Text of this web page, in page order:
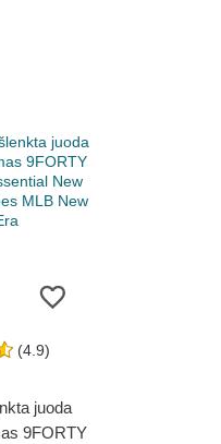
(4.9)
juoda
9FORTY